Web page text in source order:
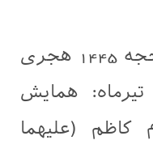
- دوشنبه 24 ذی الحجه 1445 هجری
همایش
کاظم (علیهما